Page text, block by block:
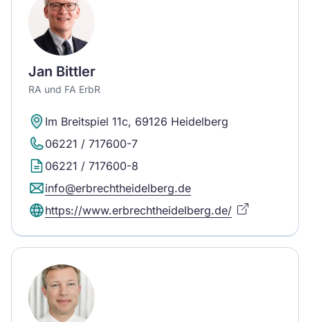
Jan Bittler
RA und FA ErbR
Im Breitspiel 11c, 69126 Heidelberg
06221 / 717600-7
06221 / 717600-8
info@erbrechtheidelberg.de
https://www.erbrechtheidelberg.de/